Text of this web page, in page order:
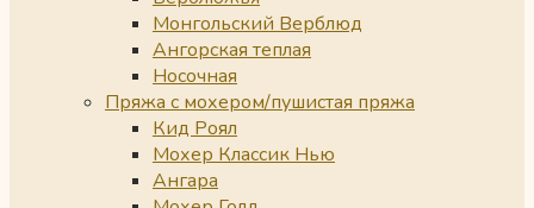
Монгольский Верблюд
Ангорская теплая
Носочная
Пряжа с мохером/пушистая пряжа
Кид Роял
Мохер Классик Нью
Ангара